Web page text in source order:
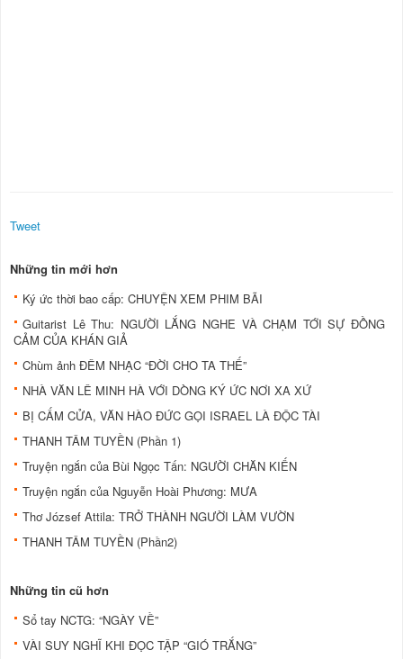
Tweet
Những tin mới hơn
Ký ức thời bao cấp: CHUYỆN XEM PHIM BÃI
Guitarist Lê Thu: NGƯỜI LẮNG NGHE VÀ CHẠM TỚI SỰ ÐỒNG
CẢM CỦA KHÁN GIẢ
Chùm ảnh ÐÊM NHẠC “ÐỜI CHO TA THẾ”
NHÀ VĂN LÊ MINH HÀ VỚI DÒNG KÝ ỨC NƠI XA XỨ
BỊ CẤM CỬA, VĂN HÀO ÐỨC GỌI ISRAEL LÀ ÐỘC TÀI
THANH TÂM TUYỀN (Phần 1)
Truyện ngắn của Bùi Ngọc Tấn: NGƯỜI CHĂN KIẾN
Truyện ngắn của Nguyễn Hoài Phương: MƯA
Thơ József Attila: TRỞ THÀNH NGƯỜI LÀM VƯỜN
THANH TÂM TUYỀN (Phần2)
Những tin cũ hơn
Sổ tay NCTG: “NGÀY VỀ”
VÀI SUY NGHĨ KHI ĐỌC TẬP “GIÓ TRẮNG”